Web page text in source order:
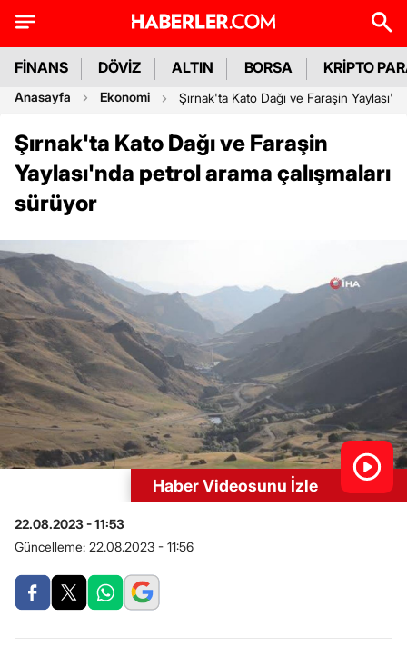
FİNANS DÖVİZ ALTIN BORSA KRİPTO
Anasayfa Ekonomi Şırnak'ta Kato Dağı ve Faraşin
Şırnak'ta Kato Dağı ve Faraşin
Yaylası'nda petrol arama çalışmaları
sürüyor
Haber Videosunu İzle
22.08.2023 - 11:53
Güncelleme: 22.08.2023 - 11:56